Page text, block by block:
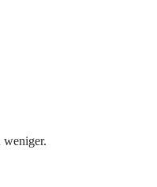
weniger.